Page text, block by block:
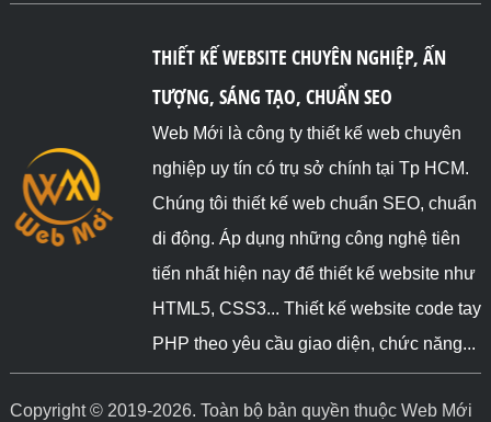
THIẾT KẾ WEBSITE CHUYÊN NGHIỆP, ẤN
TƯỢNG, SÁNG TẠO, CHUẨN SEO
Web Mới là công ty thiết kế web chuyên
nghiệp uy tín có trụ sở chính tại Tp HCM.
Chúng tôi thiết kế web chuẩn SEO, chuẩn
di động. Áp dụng những công nghệ tiên
tiến nhất hiện nay để thiết kế website như
HTML5, CSS3... Thiết kế website code tay
PHP theo yêu cầu giao diện, chức năng...
Copyright © 2019-2026. Toàn bộ bản quyền thuộc Web Mới